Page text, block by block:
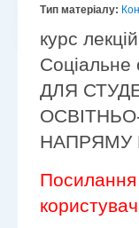
Тип матеріалу:
курс
Соціальне
ДЛЯ
НАПРЯМУ
Посилання